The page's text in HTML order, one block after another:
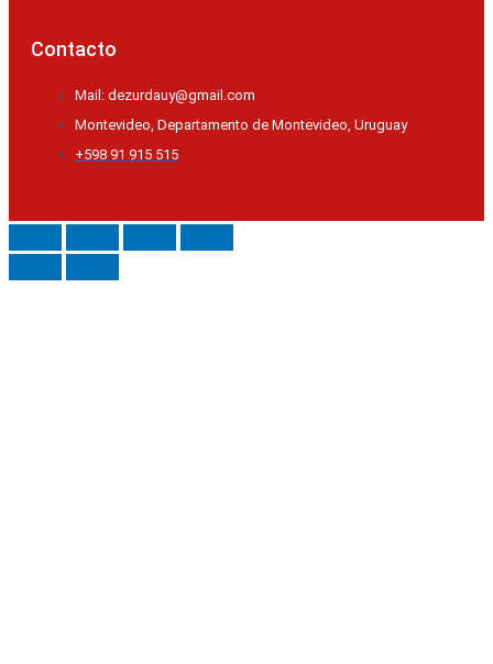
Contacto
Mail: dezurdauy@gmail.com
Montevideo, Departamento de Montevideo, Uruguay
+598 91 915 515